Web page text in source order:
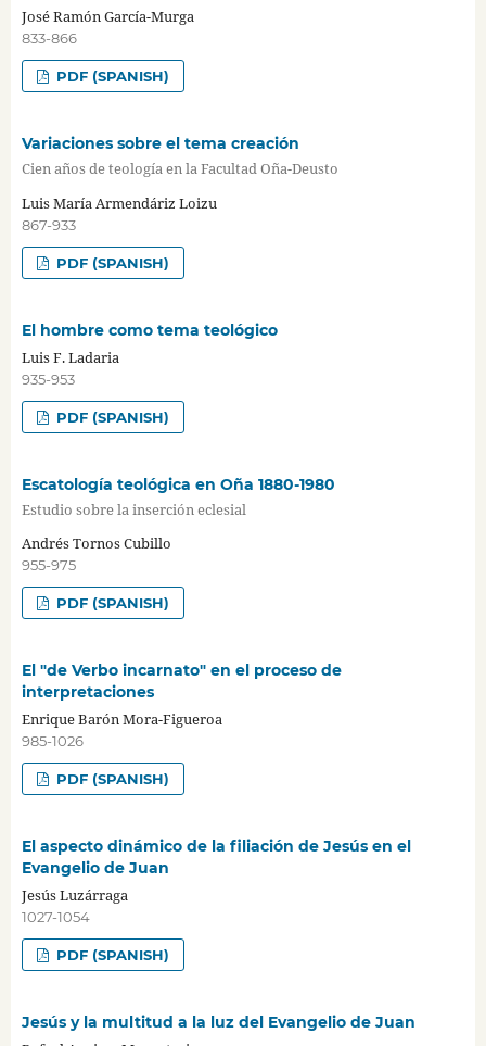
José Ramón García-Murga
833-866
PDF (SPANISH)
Variaciones sobre el tema creación
Cien años de teología en la Facultad Oña-Deusto
Luis María Armendáriz Loizu
867-933
PDF (SPANISH)
El hombre como tema teológico
Luis F. Ladaria
935-953
PDF (SPANISH)
Escatología teológica en Oña 1880-1980
Estudio sobre la inserción eclesial
Andrés Tornos Cubillo
955-975
PDF (SPANISH)
El "de Verbo incarnato" en el proceso de
interpretaciones
Enrique Barón Mora-Figueroa
985-1026
PDF (SPANISH)
El aspecto dinámico de la filiación de Jesús en el
Evangelio de Juan
Jesús Luzárraga
1027-1054
PDF (SPANISH)
Jesús y la multitud a la luz del Evangelio de Juan